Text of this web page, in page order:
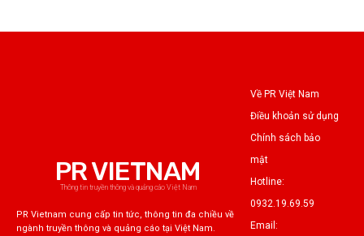
PR VIETNAM
Thông tin truyền thông và quảng cáo Việt Nam
PR Vietnam cung cấp tin tức, thông tin đa chiều về
ngành truyền thông và quảng cáo tại Việt Nam.
Về PR Việt Nam
Điều khoản sử dụng
Chính sách bảo
mật
Hotline:
0932.19.69.59
Email: